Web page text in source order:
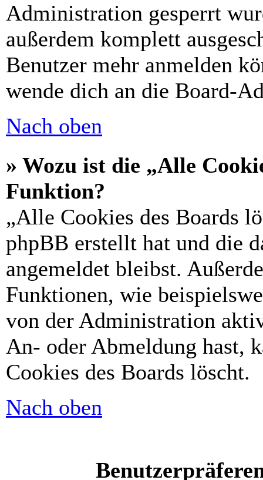
Administration gesperrt
außerdem komplett
Benutzer mehr anmelden
wende dich an die Board-
Nach oben
» Wozu ist die „Alle
Funktion?
„Alle Cookies des Boards
phpBB erstellt hat und die
angemeldet bleibst.
Funktionen, wie
von der Administration
An- oder Abmeldung hast,
Cookies des Boards löscht.
Nach oben